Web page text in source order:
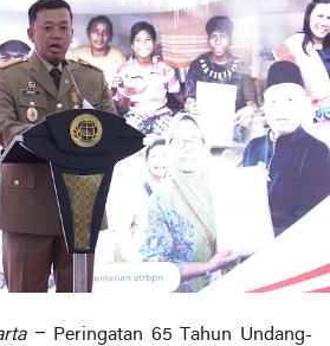
– Peringatan 65 Tahun Undang-